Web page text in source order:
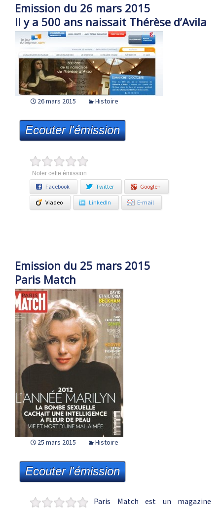
Emission du 26 mars 2015
Il y a 500 ans naissait Thérèse d’Avila
26 mars 2015 Histoire
Ecouter l'émission
Noter cette émission
Facebook Twitter Google+
Viadeo LinkedIn E-mail
Emission du 25 mars 2015
Paris Match
25 mars 2015 Histoire
Ecouter l'émission
Paris Match est un magazine